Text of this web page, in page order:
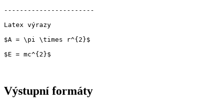
-----------------------
Latex výrazy
$A = \pi \times r^{2}$
$E = mc^{2}$
Výstupní formáty